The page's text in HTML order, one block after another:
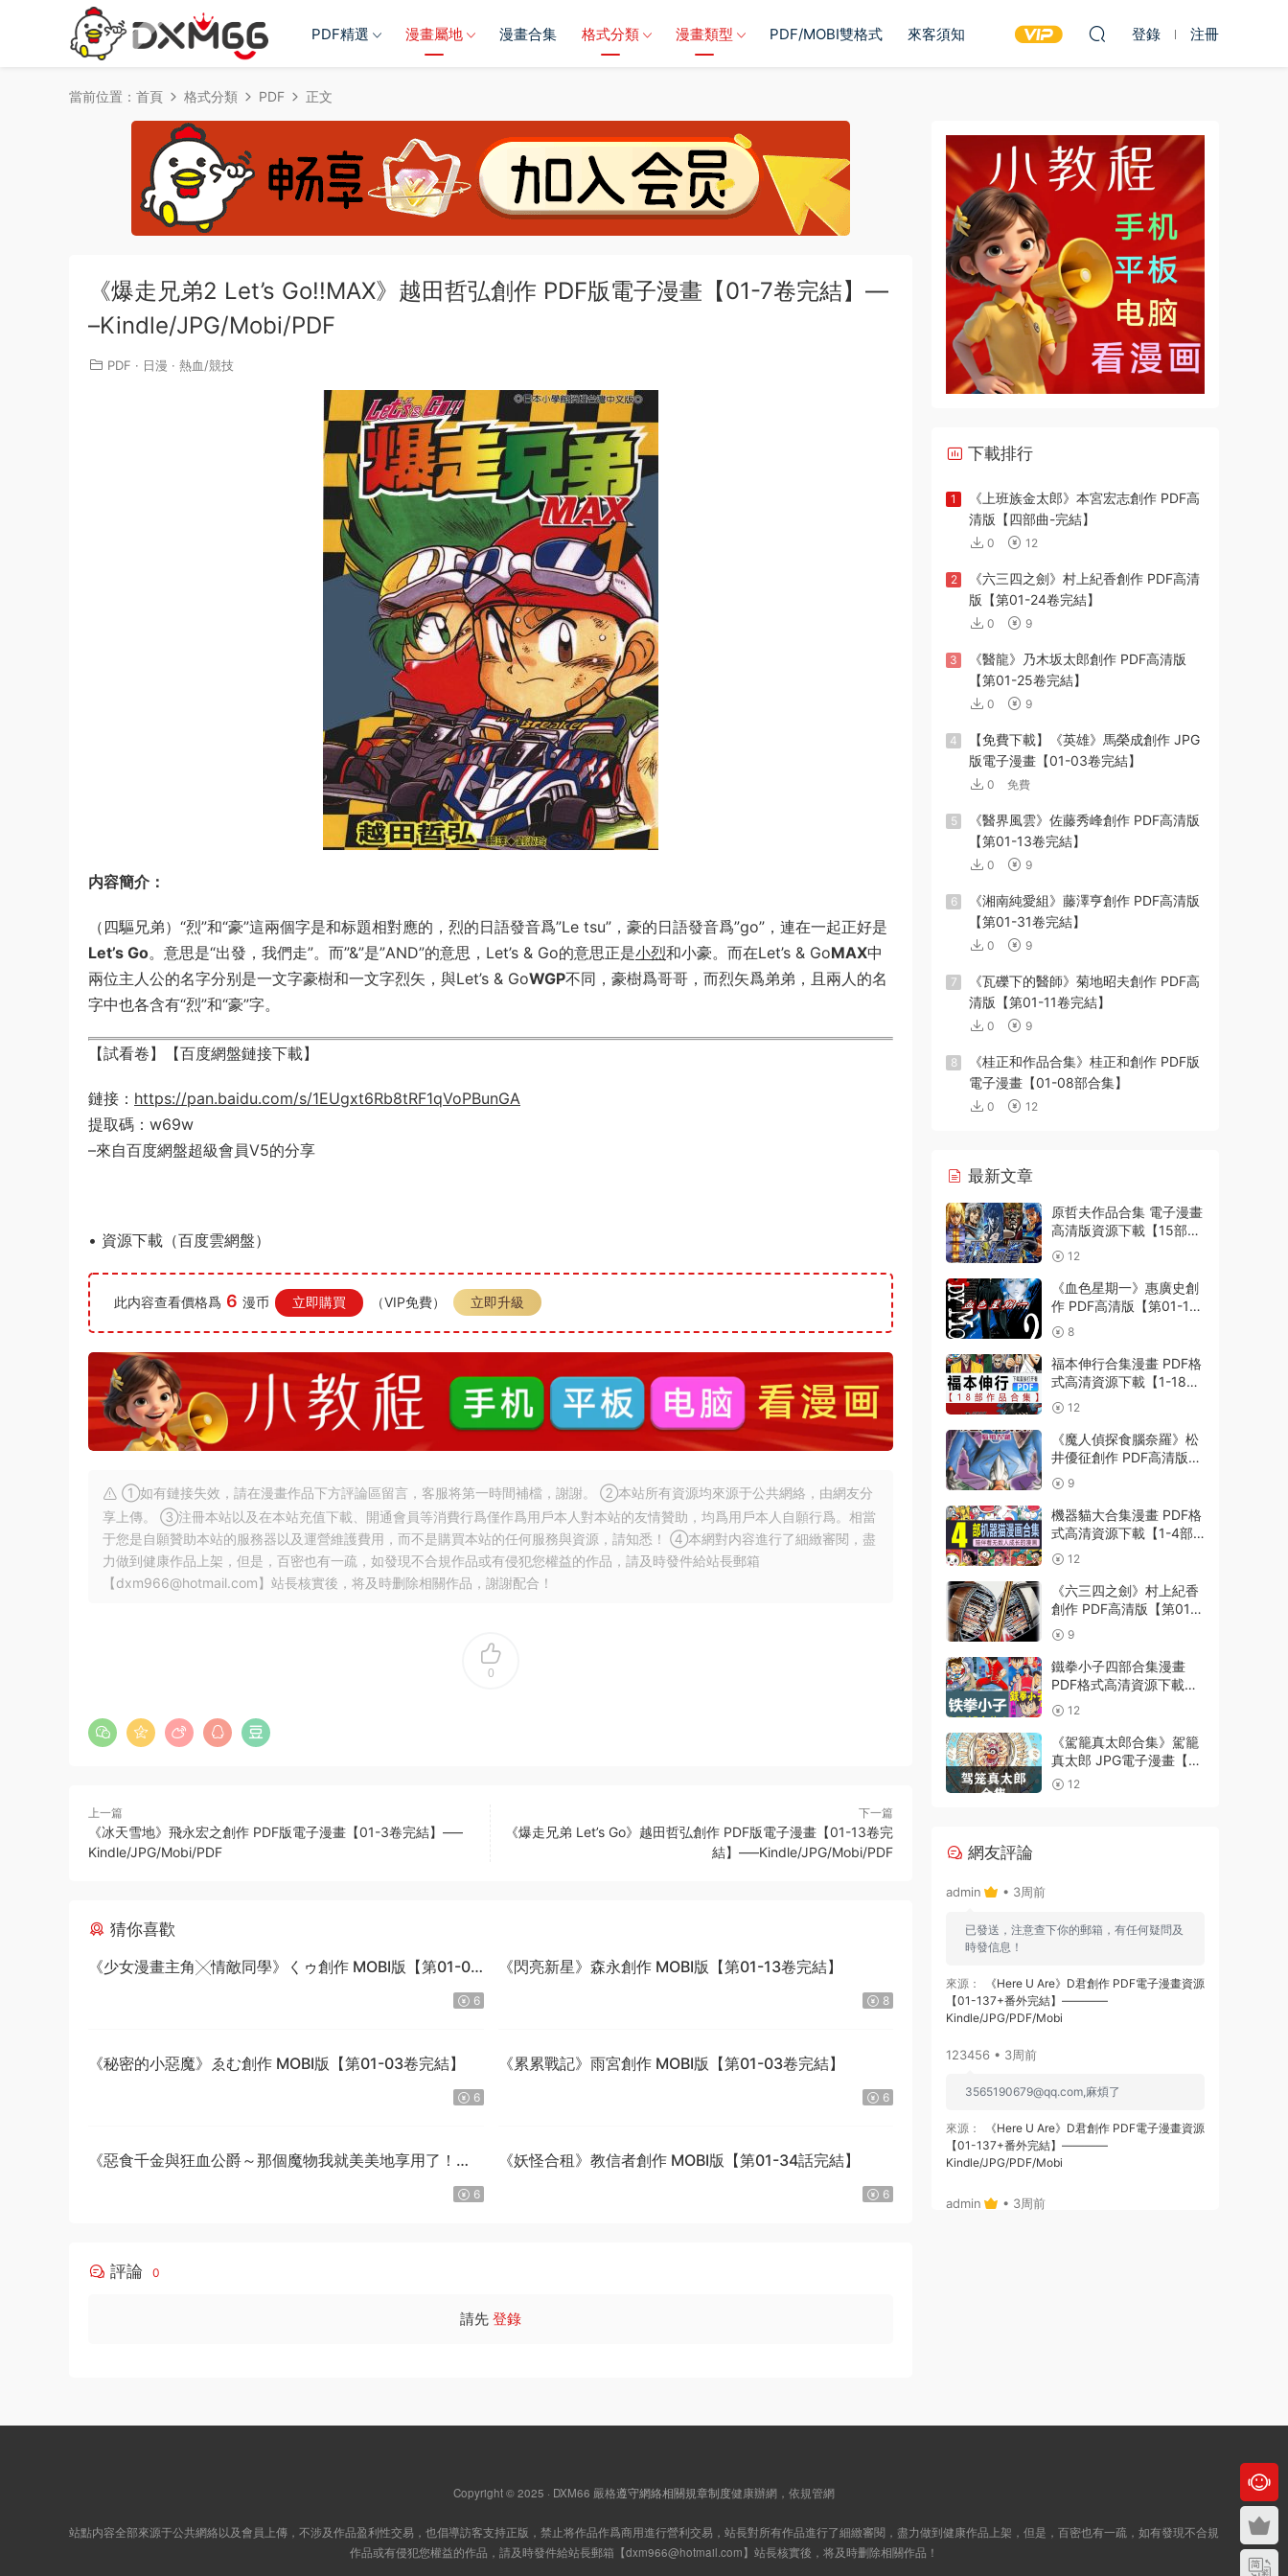
PDF精選 漫畫屬地 漫畫合集 格式分類 漫畫類型 PDF/MOBI雙格式 來客須知 登錄 注冊
當前位置： 首頁 格式分類 PDF 正文
《爆走兄弟2 Let’s Go!!MAX》越田哲弘創作 PDF版電子漫畫【01-7卷完結】—
–Kindle/JPG/Mobi/PDF
PDF · 日漫 · 熱血/競技
内容簡介：
（四驅兄弟）“烈”和“豪”這兩個字是和标題相對應的，烈的日語發音爲”Le tsu”，豪的日語發音爲”go”，連在一起正好是
Let’s Go。意思是“出發，我們走”。而”&”是”AND”的意思，Let’s & Go的意思正是小烈和小豪。而在Let’s & GoMAX中
兩位主人公的名字分别是一文字豪樹和一文字烈矢，與Let’s & GoWGP不同，豪樹爲哥哥，而烈矢爲弟弟，且兩人的名
字中也各含有“烈”和“豪”字。
【試看卷】【百度網盤鏈接下載】
鏈接： https://pan.baidu.com/s/1EUgxt6Rb8tRF1qVoPBunGA
提取碼：w69w
–來自百度網盤超級會員V5的分享
• 資源下載（百度雲網盤）
此内容查看價格爲 6 漫币 立即購買 （VIP免費） 立即升級
①如有鏈接失效，請在漫畫作品下方評論區留言，客服将第一時間補檔，謝謝。 ②本站所有資源均來源于公共網絡，由網友分
享上傳。 ③注冊本站以及在本站充值下載、開通會員等消費行爲僅作爲用戶本人對本站的友情贊助，均爲用戶本人自願行爲。相當
于您是自願贊助本站的服務器以及運營維護費用，而不是購買本站的任何服務與資源，請知悉！ ④本網對内容進行了細緻審閱，盡
力做到健康作品上架，但是，百密也有一疏，如發現不合規作品或有侵犯您權益的作品，請及時發件給站長郵箱
【dxm966@hotmail.com】站長核實後，将及時删除相關作品，謝謝配合！
0
上一篇
《冰天雪地》飛永宏之創作 PDF版電子漫畫【01-3卷完結】—–
Kindle/JPG/Mobi/PDF
下一篇
《爆走兄弟 Let’s Go》越田哲弘創作 PDF版電子漫畫【01-13卷完
結】—–Kindle/JPG/Mobi/PDF
猜你喜歡
《少女漫畫主角╳情敵同學》くゥ創作 MOBI版【第01-04
6
《閃亮新星》森永創作 MOBI版【第01-13卷完結】
8
《秘密的小惡魔》ゑむ創作 MOBI版【第01-03卷完結】
6
《累累戰記》雨宮創作 MOBI版【第01-03卷完結】
6
《惡食千金與狂血公爵～那個魔物我就美美地享用了！》
6
《妖怪合租》教信者創作 MOBI版【第01-34話完結】
6
評論 0
請先 登錄
下載排行
1
《上班族金太郎》本宮宏志創作 PDF高
清版【四部曲-完結】
0 12
2
《六三四之劍》村上紀香創作 PDF高清
版【第01-24卷完結】
0 9
3
《醫龍》乃木坂太郎創作 PDF高清版
【第01-25卷完結】
0 9
4
【免費下載】《英雄》馬榮成創作 JPG
版電子漫畫【01-03卷完結】
0 免費
5
《醫界風雲》佐藤秀峰創作 PDF高清版
【第01-13卷完結】
0 9
6
《湘南純愛組》藤澤亨創作 PDF高清版
【第01-31卷完結】
0 9
7
《瓦礫下的醫師》菊地昭夫創作 PDF高
清版【第01-11卷完結】
0 9
8
《桂正和作品合集》桂正和創作 PDF版
電子漫畫【01-08部合集】
0 12
最新文章
原哲夫作品合集 電子漫畫
高清版資源下載【15部合
集完結】【PDF格式】
【電子版漫畫】
12
《血色星期一》惠廣史創
作 PDF高清版【第01-11
卷完結】
8
福本伸行合集漫畫 PDF格
式高清資源下載【1-18部
完結】Kindle電子漫畫資
源精品
12
《魔人偵探食腦奈羅》松
井優征創作 PDF高清版
【第01-23卷完結】
9
機器貓大合集漫畫 PDF格
式高清資源下載【1-4部
合集完結】Kindle電子漫
畫資源精品
12
《六三四之劍》村上紀香
創作 PDF高清版【第01-
24卷完結】
9
鐵拳小子四部合集漫畫
PDF格式高清資源下載
【1-4部合集完結】Kindle
電子漫畫資源精品
12
《駕籠真太郎合集》駕籠
真太郎 JPG電子漫畫【全
系完結】————
12
網友評論
admin • 3周前
已發送，注意查下你的郵箱，有任何疑問及
時發信息！
來源：
《Here U Are》D君創作 PDF電子漫畫資源
【01-137+番外完結】————
Kindle/JPG/PDF/Mobi
123456 • 3周前
3565190679@qq.com,麻煩了
來源：
《Here U Are》D君創作 PDF電子漫畫資源
【01-137+番外完結】————
Kindle/JPG/PDF/Mobi
admin • 3周前
的，你看下，就是在拍的那個位置
123456 • 3周前
Copyright © 2025 · DXM66 嚴格遵守網絡相關規章制度健康辦網，依規管網
站點内容全部來源于公共網絡以及會員上傳，不涉及作品盈利性交易，也倡導訪客支持正版，禁止将作品作爲商用進行營利交易，站長對所有作品進行了細緻審閱，盡力做到健康作品上架，但是，百密也有一疏，如有發現不合規
作品或有侵犯您權益的作品，請及時發件給站長郵箱【dxm966@hotmail.com】站長核實後，将及時删除相關作品！